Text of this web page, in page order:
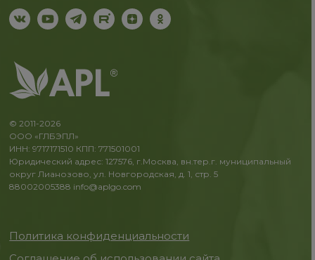
© 2011-2026
ООО «ГЛБЭПЛ»
ИНН: 9717171510 КПП: 771501001
Юридический адрес: 127576, г.Москва, вн.тер.г. муниципальный
округ Лианозово, ул. Новгородская, д. 1, стр. 5
88002005388 info@aplgo.com
Политика конфиденциальности